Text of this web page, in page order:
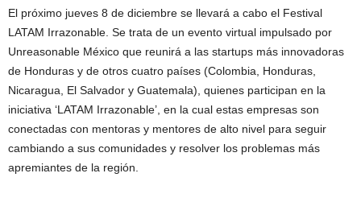
El próximo jueves 8 de diciembre se llevará a cabo el Festival
LATAM Irrazonable. Se trata de un evento virtual impulsado por
Unreasonable México que reunirá a las startups más innovadoras
de Honduras y de otros cuatro países (Colombia, Honduras,
Nicaragua, El Salvador y Guatemala), quienes participan en la
iniciativa ‘LATAM Irrazonable’, en la cual estas empresas son
conectadas con mentoras y mentores de alto nivel para seguir
cambiando a sus comunidades y resolver los problemas más
apremiantes de la región.